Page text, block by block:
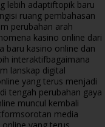
lebih adaptiftopik baru
ruang pembahasan
perubahan arah
kasino online dari
baru kasino online dan
interaktifbagaimana
lanskap digital
yang terus menjadi
tengah perubahan gaya
muncul kembali
sorotan media